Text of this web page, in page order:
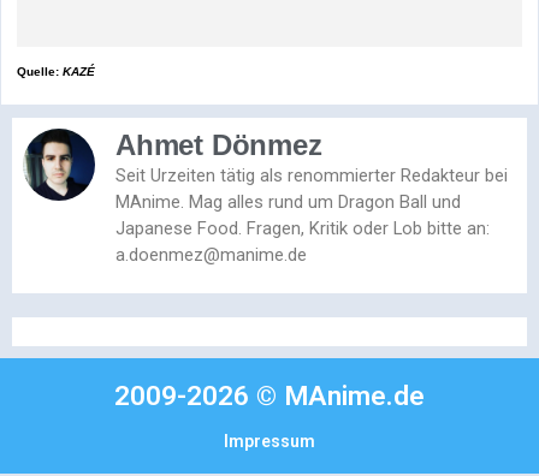
Quelle: KAZÉ
Ahmet Dönmez
Seit Urzeiten tätig als renommierter Redakteur bei
MAnime. Mag alles rund um Dragon Ball und
Japanese Food. Fragen, Kritik oder Lob bitte an:
a.doenmez@manime.de
2009-2026 © MAnime.de
Impressum